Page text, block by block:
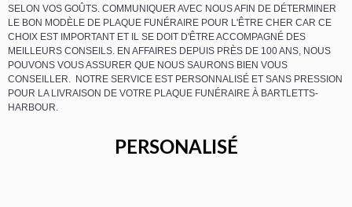
SELON VOS GOÛTS. COMMUNIQUER AVEC NOUS AFIN DE DÉTERMINER
LE BON MODÈLE DE PLAQUE FUNÉRAIRE POUR L'ÊTRE CHER CAR CE
CHOIX EST IMPORTANT ET IL SE DOIT D'ÊTRE ACCOMPAGNÉ DES
MEILLEURS CONSEILS. EN AFFAIRES DEPUIS PRÈS DE 100 ANS, NOUS
POUVONS VOUS ASSURER QUE NOUS SAURONS BIEN VOUS
CONSEILLER. NOTRE SERVICE EST PERSONNALISÉ ET SANS PRESSION
POUR LA LIVRAISON DE VOTRE PLAQUE FUNÉRAIRE À BARTLETTS-
HARBOUR.
PERSONALISÉ